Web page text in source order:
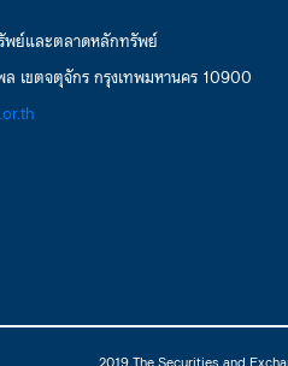
พย์และตลาดหลักทรัพย์
เขตจตุจักร กรุงเทพมหานคร 10900